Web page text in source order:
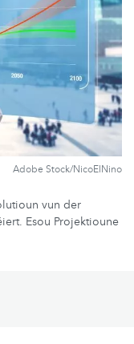
Adobe Stock/NicoElNino
vun der
Esou Projektioune